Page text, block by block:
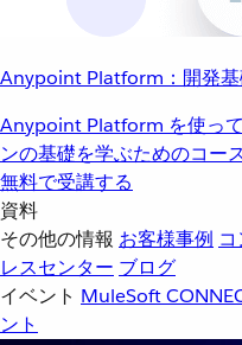
Anypoint Platform：開発基
Anypoint Platform を使っ
ンの基礎を学ぶためのコー
無料で受講する
資料
その他の情報 お客様事例
レスセンター ブログ
イベント MuleSoft
ント